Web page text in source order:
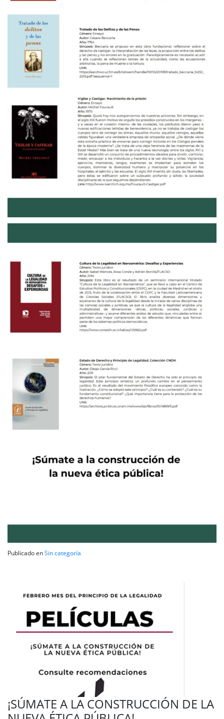
Publicado enSin categoría
¡SÚMATE A LA CONSTRUCCIÓN DE LA